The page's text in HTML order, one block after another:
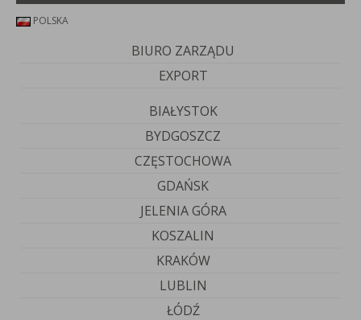
POLSKA
BIURO ZARZĄDU
EXPORT
BIAŁYSTOK
BYDGOSZCZ
CZĘSTOCHOWA
GDAŃSK
JELENIA GÓRA
KOSZALIN
KRAKÓW
LUBLIN
ŁÓDŹ